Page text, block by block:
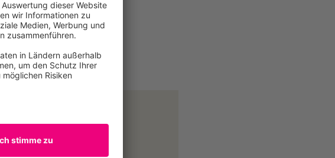
Naturentdecker.“